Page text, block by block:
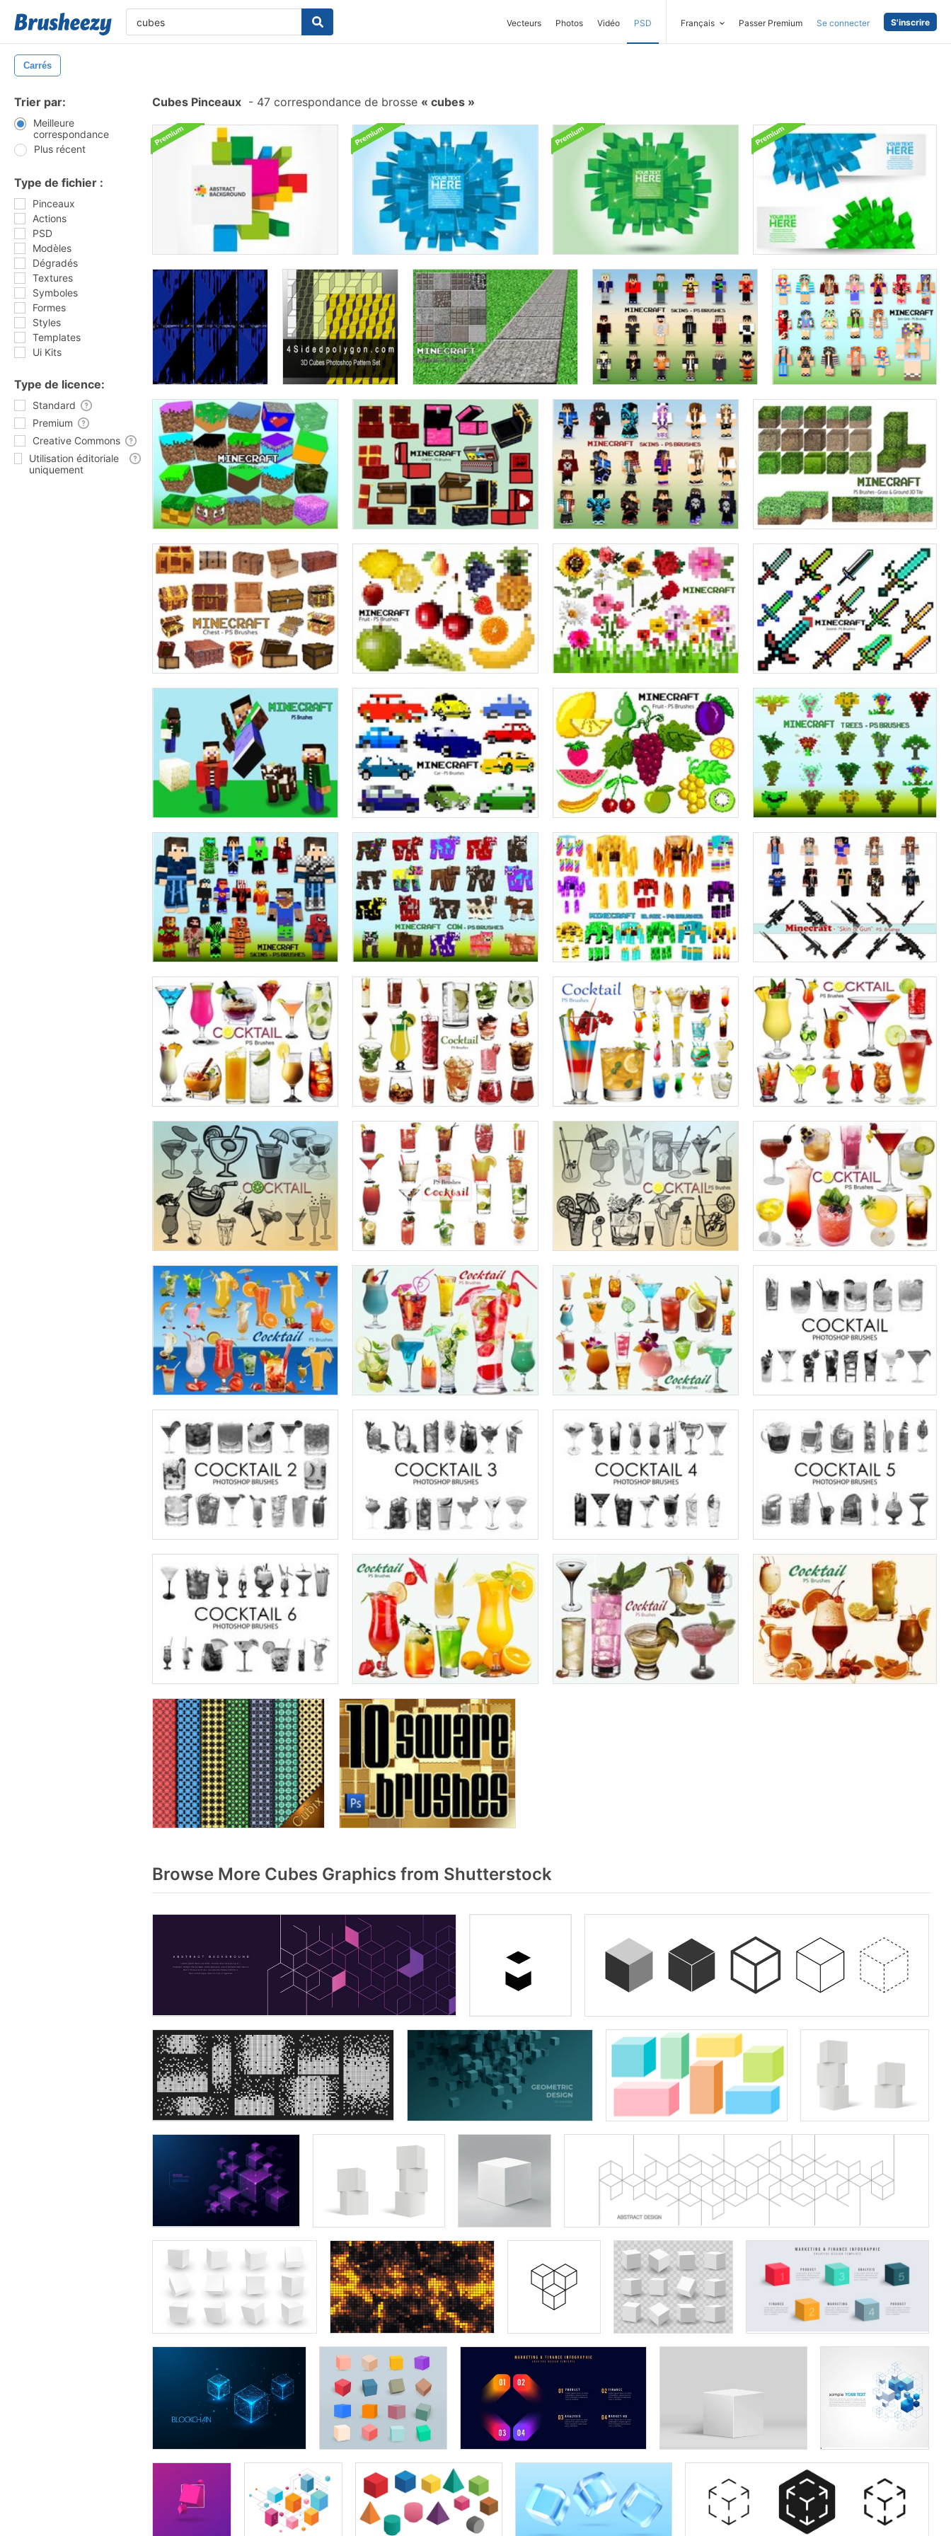
Vecteurs Photos Vidéo PSD Français Passer Premium Se connecter S'inscrire
Carrés
Trier par:
Meilleure
correspondance
Plus récent
Type de fichier :
Pinceaux
Actions
PSD
Modèles
Dégradés
Textures
Symboles
Formes
Styles
Templates
Ui Kits
Type de licence:
Standard
Premium
Creative Commons
Utilisation éditoriale
uniquement
Cubes Pinceaux - 47 correspondance de brosse cubes
Browse More Cubes Graphics from Shutterstock